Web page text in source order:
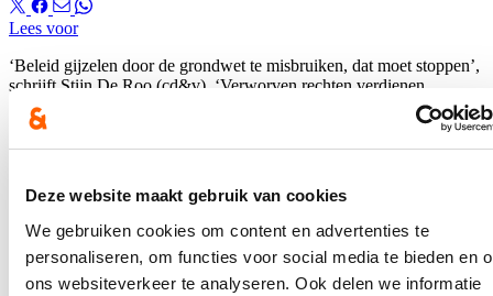
Deze website maakt gebruik van cookies
We gebruiken cookies om content en advertenties te
personaliseren, om functies voor social media te bieden en
ons websiteverkeer te analyseren. Ook delen we informatie
Lees voor
‘Beleid gijzelen door de grondwet te misbruiken, dat moet stoppen’,
schrijft Stijn De Roo (cd&v). ‘Verworven rechten verdienen
bescherming. Maar in de praktijk is dat principe ontspoord.’
In de pers
Nieuwe speeltuin in Ter Durmenpark komt er nog
dit jaar